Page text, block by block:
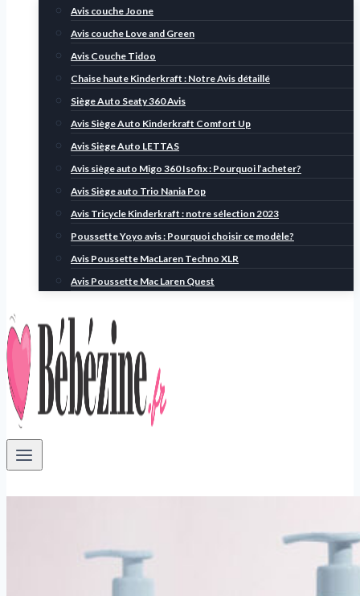
Avis couche Joone
Avis couche Love and Green
Avis Couche Tidoo
Chaise haute Kinderkraft : Notre Avis détaillé
Siège Auto Seaty 360 Avis
Avis Siège Auto Kinderkraft Comfort Up
Avis Siège Auto LETTAS
Avis siège auto Migo 360 Isofix : Pourquoi l’acheter?
Avis Siège auto Trio Nania Pop
Avis Tricycle Kinderkraft : notre sélection 2023
Poussette Yoyo avis : Pourquoi choisir ce modèle?
Avis Poussette MacLaren Techno XLR
Avis Poussette Mac Laren Quest